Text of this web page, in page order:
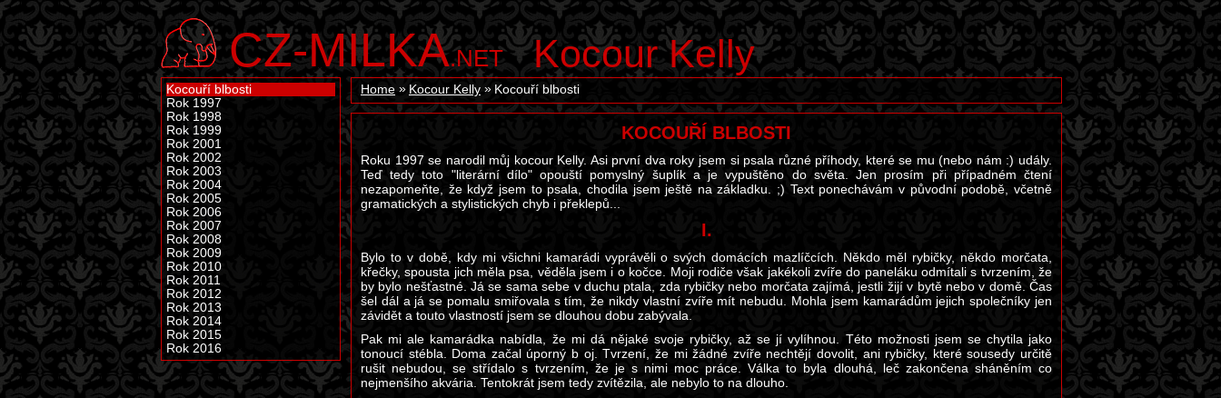
CZ-MILKA.NET Kocour Kelly
Home Kocour Kelly Kocouří blbosti
KOCOUŘÍ BLBOSTI
Roku 1997 se narodil můj kocour Kelly. Asi první dva roky jsem si psala různé příhody, které se mu (nebo nám :) udály.
Teď tedy toto "literární dílo" opouští pomyslný šuplík a je vypuštěno do světa. Jen prosím při případném čtení
nezapomeňte, že když jsem to psala, chodila jsem ještě na základku. ;) Text ponechávám v původní podobě, včetně
gramatických a stylistických chyb i překlepů...
I.
Bylo to v době, kdy mi všichni kamarádi vyprávěli o svých domácích mazlíčcích. Někdo měl rybičky, někdo morčata,
křečky, spousta jich měla psa, věděla jsem i o kočce. Moji rodiče však jakékoli zvíře do paneláku odmítali s tvrzením, že
by bylo nešťastné. Já se sama sebe v duchu ptala, zda rybičky nebo morčata zajímá, jestli žijí v bytě nebo v domě. Čas
šel dál a já se pomalu smiřovala s tím, že nikdy vlastní zvíře mít nebudu. Mohla jsem kamarádům jejich společníky jen
závidět a touto vlastností jsem se dlouhou dobu zabývala.
Pak mi ale kamarádka nabídla, že mi dá nějaké svoje rybičky, až se jí vylíhnou. Této možnosti jsem se chytila jako
tonoucí stébla. Doma začal úporný b oj. Tvrzení, že mi žádné zvíře nechtějí dovolit, ani rybičky, které sousedy určitě
rušit nebudou, se střídalo s tvrzením, že je s nimi moc práce. Válka to byla dlouhá, leč zakončena sháněním co
nejmenšího akvária. Tentokrát jsem tedy zvítězila, ale nebylo to na dlouho.
Kocouří blbosti
Rok 1997
Rok 1998
Rok 1999
Rok 2001
Rok 2002
Rok 2003
Rok 2004
Rok 2005
Rok 2006
Rok 2007
Rok 2008
Rok 2009
Rok 2010
Rok 2011
Rok 2012
Rok 2013
Rok 2014
Rok 2015
Rok 2016